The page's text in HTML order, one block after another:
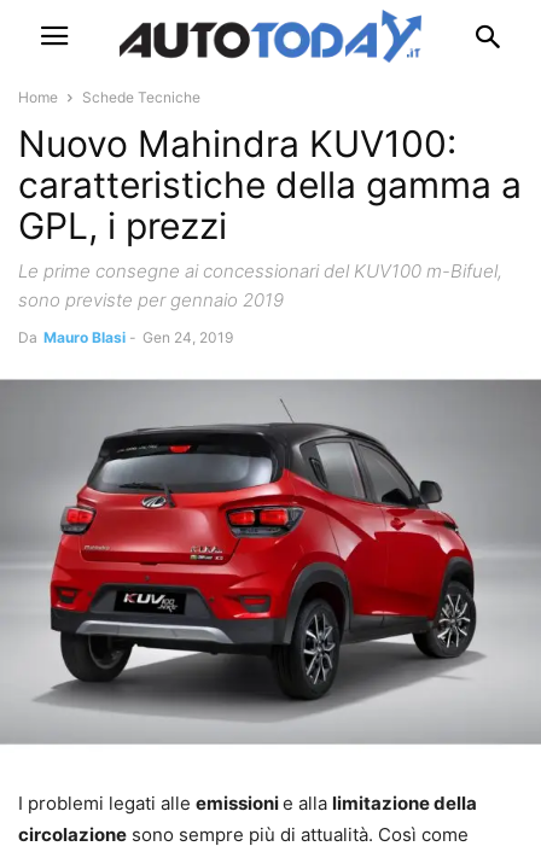
Home Schede Tecniche
Nuovo Mahindra KUV100:
caratteristiche della gamma a
GPL, i prezzi
Le prime consegne ai concessionari del KUV100 m-Bifuel,
sono previste per gennaio 2019
Da Mauro Blasi - Gen 24, 2019
I problemi legati alle emissionie alla limitazione della
circolazione sono sempre più di attualità. Così come